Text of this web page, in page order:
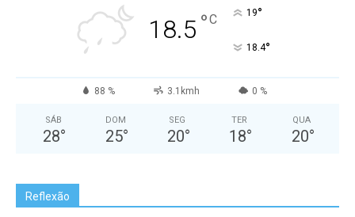
18.5 °C 19°
18.4°
88 % 3.1kmh 0 %
SÁB
28°
DOM
25°
SEG
20°
TER
18°
QUA
20°
Reflexão